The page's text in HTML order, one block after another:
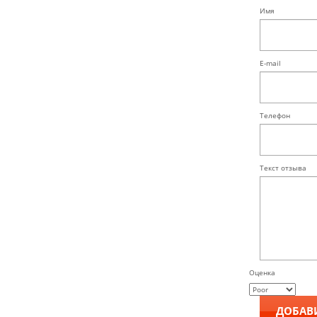
Имя
E-mail
Телефон
Текст отзыва
Оценка